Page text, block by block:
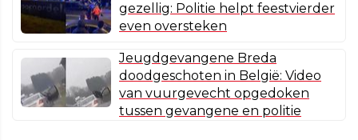
gezellig: Politie helpt feestvierder
even oversteken
Jeugdgevangene Breda
doodgeschoten in België: Video
van vuurgevecht opgedoken
tussen gevangene en politie